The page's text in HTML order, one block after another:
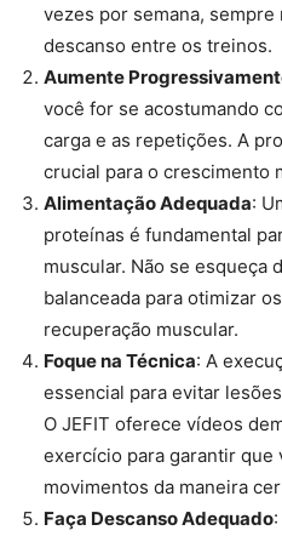
vezes por semana,
descanso entre os treinos.
Aumente
você for se acostumando
carga e as repetições. A
crucial para o crescimento
Alimentação Adequada:
proteínas é fundamental
muscular. Não se esqueça
balanceada para otimizar
recuperação muscular.
Foque na Técnica: A
essencial para evitar
O JEFIT oferece vídeos
exercício para garantir que
movimentos da maneira
Faça Descanso Adequado